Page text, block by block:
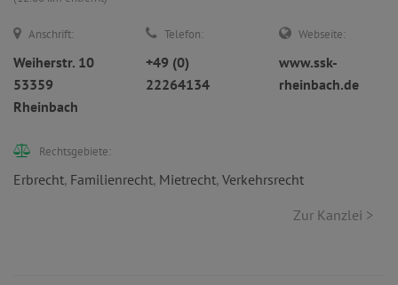
Anschrift:
Weiherstr. 10
53359
Rheinbach
Telefon:
+49 (0)
22264134
Webseite:
www.ssk-
rheinbach.de
Rechtsgebiete:
Erbrecht, Familienrecht, Mietrecht, Verkehrsrecht
Zur Kanzlei >